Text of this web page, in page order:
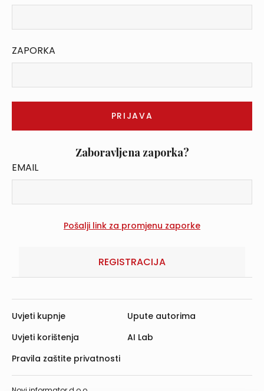
ZAPORKA
Zaboravljena zaporka?
EMAIL
REGISTRACIJA
Uvjeti kupnje
Uvjeti korištenja
Pravila zaštite privatnosti
Upute autorima
AI Lab